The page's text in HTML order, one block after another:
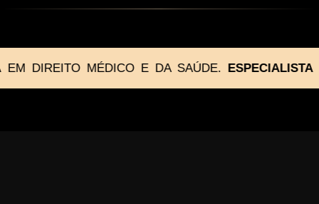
DIREITO MÉDICO E DA SAÚDE.ESPECIALISTA